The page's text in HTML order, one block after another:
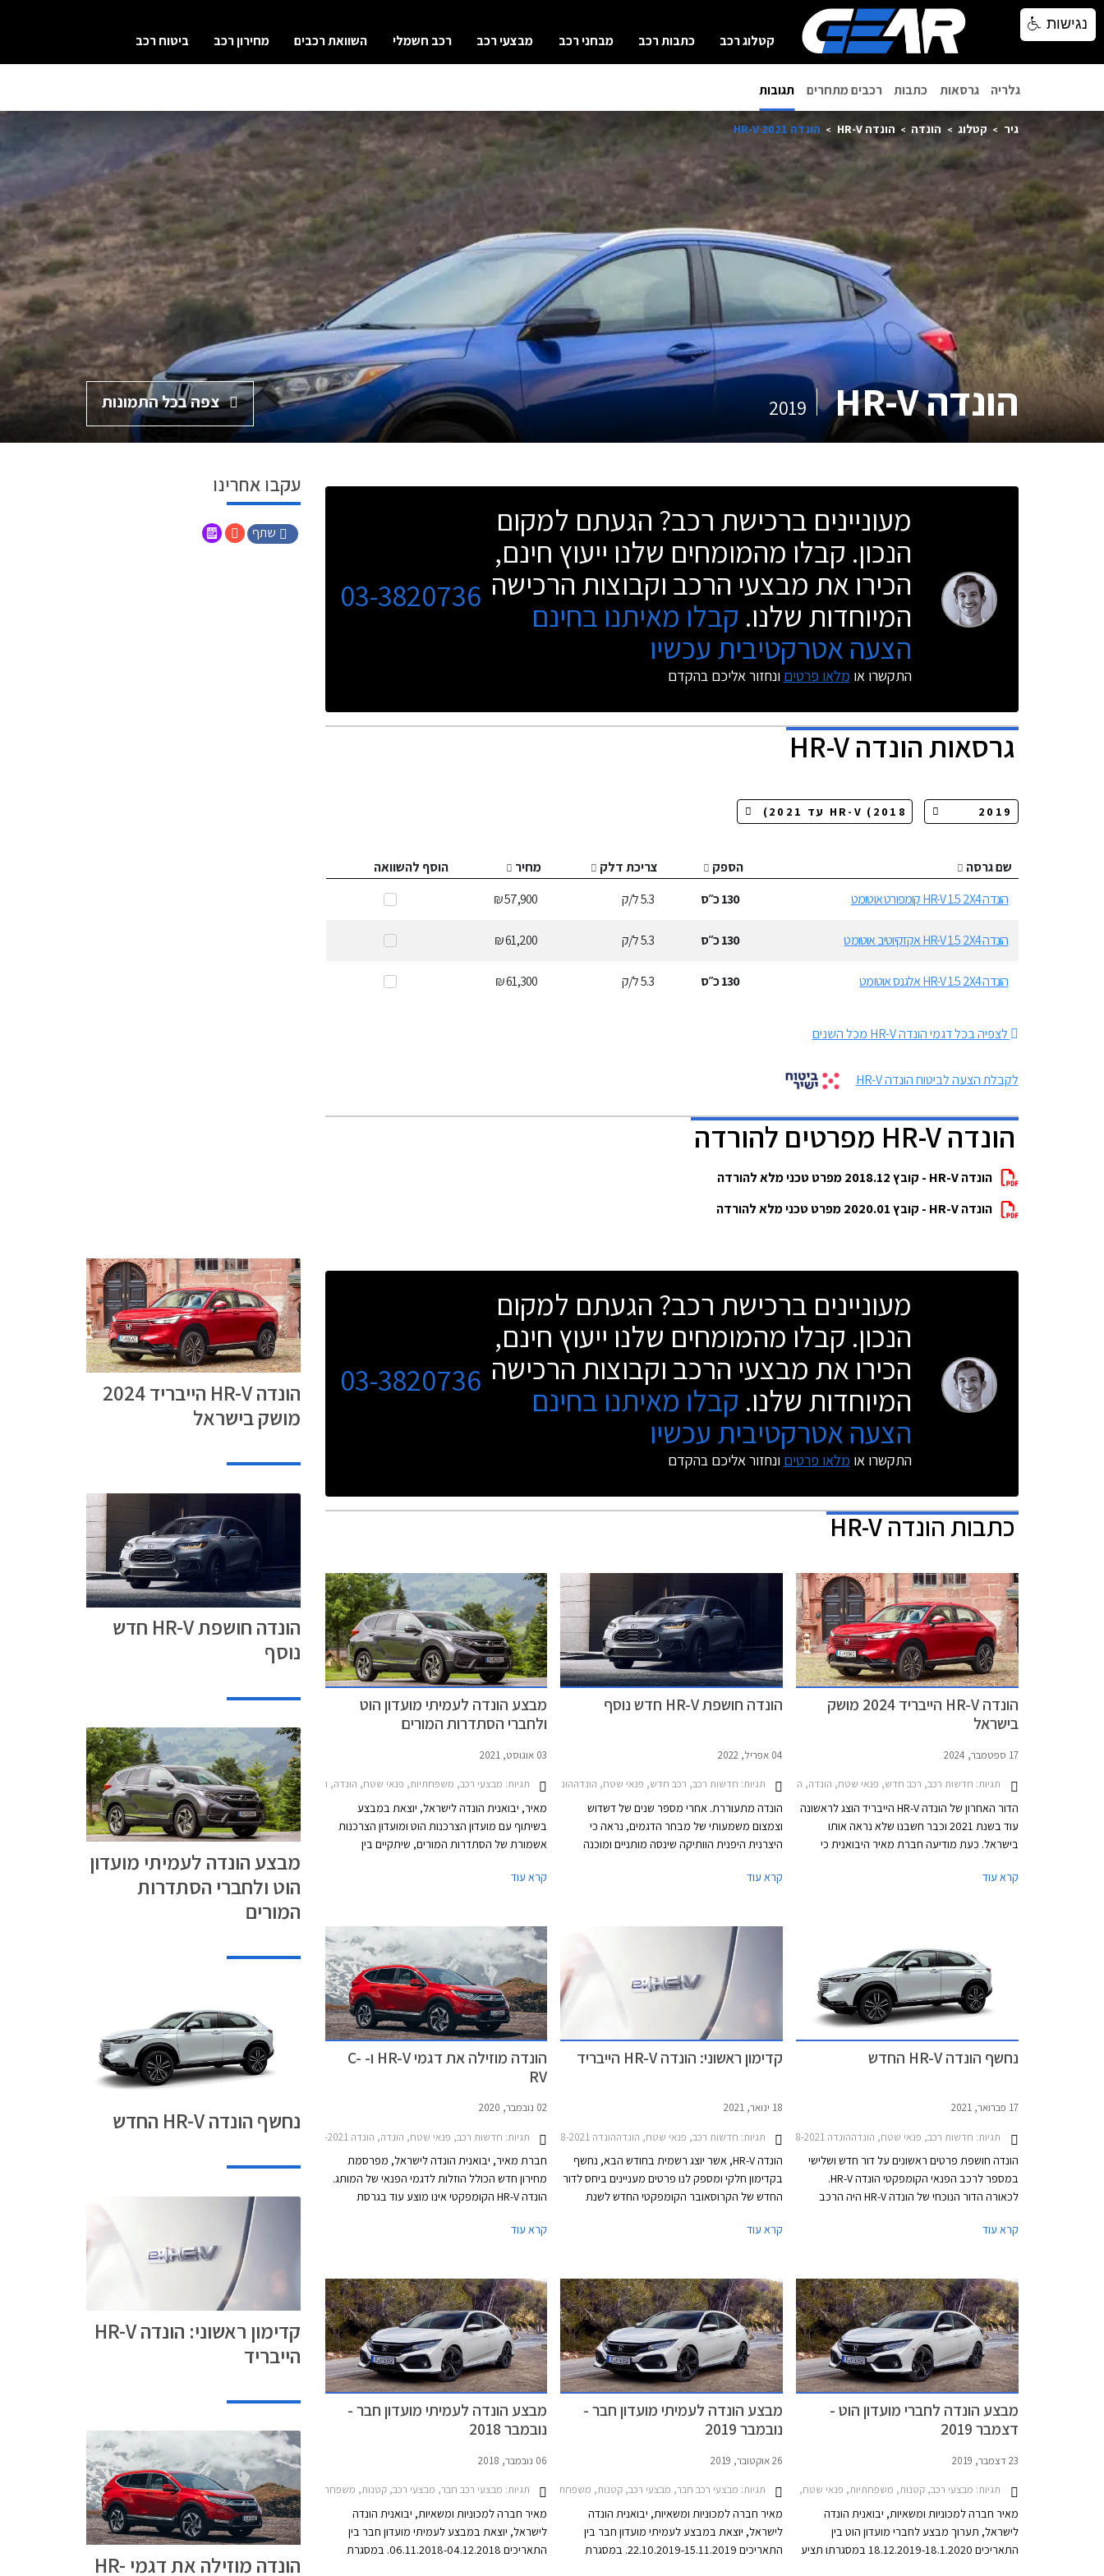
קטלוג רכב כתבות רכב מבחני רכב מבצעי רכב רכב חשמלי השוואת רכבים מחירון רכב ביטוח רכב
גלריה גרסאות כתבות רכבים מתחרים תגובות
גיר קטלוג הונדה הונדה HR-V הונדה HR-V 2021
הונדה HR-V 2019 צפה בכל התמונות
מעוניינים ברכישת רכב? הגעתם למקום
הנכון. קבלו מהמומחים שלנו ייעוץ חינם,
הכירו את מבצעי הרכב וקבוצות הרכישה
המיוחדות שלנו. קבלו מאיתנו בחינם
הצעה אטרקטיבית עכשיו
התקשרו או מלאו פרטים ונחזור אליכם בהקדם
03-3820736
גרסאותהונדה HR-V
שם גרסה הספק צריכת דלק מחיר
הוסף להשוואה
הונדה HR-V 1.5 2X4 קומפורט אוטומט
130כ״ס 5.3ל/ק 57,900 ₪
הונדה HR-V 1.5 2X4 אקזקיוטיב אוטומט 130כ״ס 5.3ל/ק 61,200 ₪
הונדה HR-V 1.5 2X4 אלגנס אוטומט 130כ״ס 5.3ל/ק 61,300 ₪
לצפיה בכל דגמי הונדה HR-V מכל השנים
לקבלת הצעה לביטוח הונדה HR-V
הונדה HR-V מפרטים להורדה
הונדה HR-V - קובץ 2018.12 מפרט טכני מלא להורדה
הונדה HR-V - קובץ 2020.01 מפרט טכני מלא להורדה
עקבו אחרינו
שתף
מעוניינים ברכישת רכב? הגעתם למקום
הנכון. קבלו מהמומחים שלנו ייעוץ חינם,
הכירו את מבצעי הרכב וקבוצות הרכישה
המיוחדות שלנו. קבלו מאיתנו בחינם
הצעה אטרקטיבית עכשיו
התקשרו או מלאו פרטים ונחזור אליכם בהקדם
03-3820736
כתבותהונדה HR-V
הונדה HR-V הייבריד 2024 מושק
בישראל
17 ספטמבר, 2024
תגיות: חדשות רכב, רכב חדש, פנאי שטח, הונדה, הונדה HR-V 2024-2026מחירון רכב
הדור האחרון של הונדה HR-V הייבריד הוצג לראשונה
עוד בשנת 2021 וכבר חשבנו שלא נראה אותו
בישראל. כעת מודיעה חברת מאיר היבואנית כי
e:HEV ההיברידית המתחרה בדגמים כגון יונדאי קונה,
במחירים גבוהים ביחס למתחרים.
קרא עוד
הונדה חושפת HR-V חדש נוסף
04 אפריל, 2022
תגיות: חדשות רכב, רכב חדש, פנאי שטח, הונדההונדה HR-V 2018-2021
הונדה מתעוררת. אחרי מספר שנים של דשדוש
וצמצום משמעותי של מבחר הדגמים, נראה כי
היצרנית היפנית הוותיקה שינסה מותניים ומוכנה
הגיע הזמן להרחבת מגוון הדגמים עם רכב פנאי נוסף
בגודל בינוני.
קרא עוד
מבצע הונדה לעמיתי מועדון הוט
ולחברי הסתדרות המורים
03 אוגוסט, 2021
תגיות: מבצעי רכב, משפחתיות, פנאי שטח, הונדה, הונדה HR-V 2018-2021, הונדה CR-V 2019-2023הונדה סיוויק 5 דלתות 2017-2022
מאיר, יבואנית הונדה לישראל, יוצאת במבצע
בשיתוף עם מועדון הצרכנות הוט ומועדון הצרכנות
אשמורת של הסתדרות המורים, שיתקיים בין
המבצע יוצעו לרוכשים הנחות ממחיר המחירון,
קרא עוד
נחשף הונדה HR-V החדש
17 פברואר, 2021
תגיות: חדשות רכב, פנאי שטח, הונדההונדה HR-V 2018-2021
הונדה חושפת פרטים ראשונים על דור חדש ושלישי
במספר לרכב הפנאי הקומפקטי הונדה HR-V.
לכאורה הדור הנוכחי של הונדה HR-V היה הרכב
קטגוריית רכבי הפנאי הקומפקטיים שהפכה
ורמת אבזור נמוכה.
קרא עוד
קדימון ראשוני: הונדה HR-V הייבריד
18 ינואר, 2021
תגיות: חדשות רכב, פנאי שטח, הונדההונדה HR-V 2018-2021
הונדה HR-V, אשר יוצג רשמית בחודש הבא, נחשף
בקדימון חלקי ומספק לנו פרטים מעניינים ביחס לדור
החדש של הקרוסאובר הקומפקטי החדש לשנת
קרא עוד
הונדה מוזילה את דגמי HR-V ו- C-
RV
02 נובמבר, 2020
תגיות: חדשות רכב, פנאי שטח, הונדה, הונדה HR-V 2018-2021, הונדה CR-V 2019-2023מחירון רכב
חברת מאיר, יבואנית הונדה לישראל, מפרסמת
מחירון חדש הכולל הוזלות לדגמי הפנאי של המותג.
הונדה HR-V הקומפקטי אינו מוצע עוד בגרסת
קרא עוד
מבצע הונדה לחברי מועדון הוט -
דצמבר 2019
23 דצמבר, 2019
תגיות: מבצעי רכב, קטנות, משפחתיות, פנאי שטח, הונדה, הונדה HR-V 2018-2021, הונדה CR-V 2019-2023, הונדה סיוויק 5 דלתות 2017-2022הונדה ג'אז 2015-2020
מאיר חברה למכוניות ומשאיות, יבואנית הונדה
לישראל, תערוך מבצע לחברי מועדון הוט בין
התאריכים 18.12.2019-18.1.2020 במסגרתו תציע
מבצע הונדה לעמיתי מועדון חבר -
נובמבר 2019
26 אוקטובר, 2019
תגיות: מבצעי רכב חבר, מבצעי רכב, קטנות, משפחתיות, ספורט, פנאי שטח, הונדה, הונדה HR-V 2018-2021, הונדה CR-V 2019-2023, הונדה ג'אז 2015-2020, הונדה סיוויק 5 דלתות 2017-2022הונדה סיוויק Type-R 2018-2021
מאיר חברה למכוניות ומשאיות, יבואנית הונדה
לישראל, יוצאת במבצע לעמיתי מועדון חבר בין
התאריכים 22.10.2019-15.11.2019. במסגרת
מבצע הונדה לעמיתי מועדון חבר -
נובמבר 2018
06 נובמבר, 2018
תגיות: מבצעי רכב חבר, מבצעי רכב, קטנות, משפחתיות, פנאי שטח, הונדה, הונדה HR-V 2015-2018, הונדה ג'אז 2015-2020, הונדה סיוויק 5 דלתות 2017-2022הונדה סיוויק סדאן 2017-2019
מאיר חברה למכוניות ומשאיות, יבואנית הונדה
לישראל, יוצאת במבצע לעמיתי מועדון חבר בין
התאריכים 06.11.2018-04.12.2018. במסגרת
הונדה HR-V הייבריד 2024
מושק בישראל
הונדה חושפת HR-V חדש
נוסף
מבצע הונדה לעמיתי מועדון
הוט ולחברי הסתדרות
המורים
נחשף הונדה HR-V החדש
קדימון ראשוני: הונדה HR-V
הייבריד
הונדה מוזילה את דגמי HR-
נגישות
נגישות